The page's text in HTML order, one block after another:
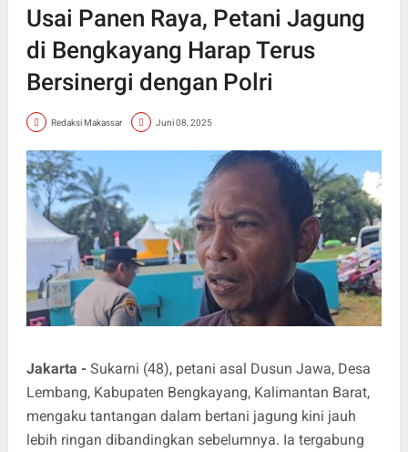
Usai Panen Raya, Petani Jagung
di Bengkayang Harap Terus
Bersinergi dengan Polri
Redaksi Makassar Juni 08, 2025
Jakarta - Sukarni (48), petani asal Dusun Jawa, Desa
Lembang, Kabupaten Bengkayang, Kalimantan Barat,
mengaku tantangan dalam bertani jagung kini jauh
lebih ringan dibandingkan sebelumnya. Ia tergabung